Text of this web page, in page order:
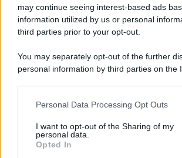
may continue seeing interest-based ads
information utilized by us or personal
third parties prior to your opt-out.
You may separately opt-out of the further
personal information by third parties on the
This information may also be disclosed by
disclose it to other third parties.
Please note that this website/app uses one
Personal Data Processing Opt Outs
I want to opt-out of the Sharing of my
personal data.
Opted In
L'Ucraina ha finito lo scudo
Se all'Europa rimanessero tre neuroni
con la Russia
Il rubinetto di Rabat